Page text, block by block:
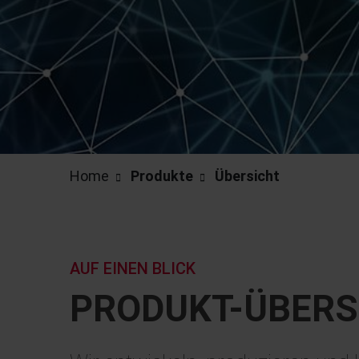
Home Produkte Übersicht
PRODUKT-
AUF EINEN BLICK